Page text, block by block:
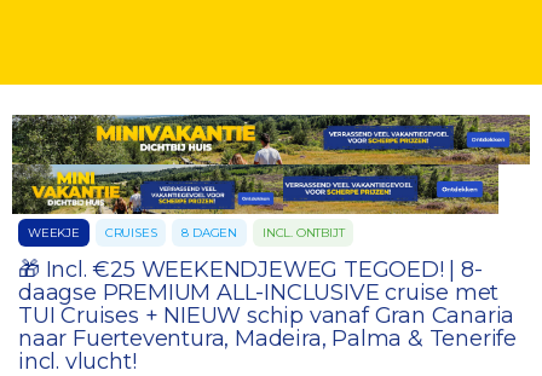
WEEKJE CRUISES 8 DAGEN INCL. ONTBIJT
🎁 Incl. €25 WEEKENDJEWEG TEGOED! | 8-
daagse PREMIUM ALL-INCLUSIVE cruise met
TUI Cruises + NIEUW schip vanaf Gran Canaria
naar Fuerteventura, Madeira, Palma & Tenerife
incl. vlucht!